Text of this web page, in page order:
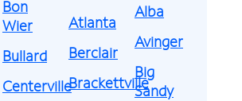
Bon
Wier
Bullard
Centerville
Atlanta
Berclair
Brackettville
Alba
Avinger
Big
Sandy